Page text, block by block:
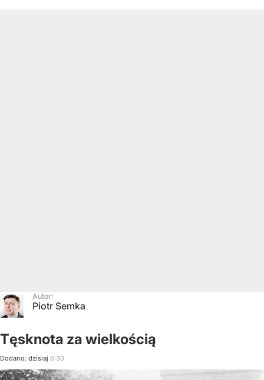
Autor:
Piotr Semka
Tęsknota za wielkością
Dodano: dzisiaj 6:30